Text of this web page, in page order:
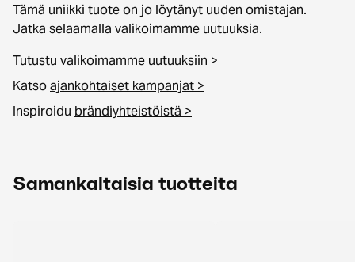
Tämä uniikki tuote on jo löytänyt uuden omistajan.
Jatka selaamalla valikoimamme uutuuksia.
Tutustu valikoimamme uutuuksiin >
Katsoajankohtaiset kampanjat >
Inspiroidu brändiyhteistöistä >
Samankaltaisia tuotteita